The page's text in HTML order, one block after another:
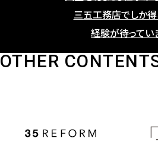
三五工務店でしか
経験が待ってい
OTHER